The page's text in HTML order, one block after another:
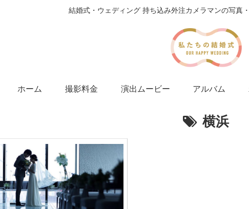
結婚式・ウェディング 持ち込み外注カメラマンの写真
ホーム 撮影料金 演出ムービー アルバム
横浜